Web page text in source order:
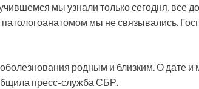
мы узнали только сегодня, все
мы не связывались.
родным и близким. О дате и
пресс-служба СБР.